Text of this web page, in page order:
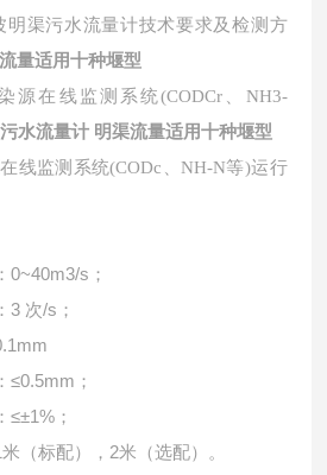
明渠污水流量计技术要求及检测方
量适用十种堰型
源在线监测系统(CODCr、NH3-
污水流量计 明渠流量适用十种堰型
线监测系统(CODc、NH-N等)运行
0~40m3/s；
3 次/s；
≤0.5mm；
≤±1%；
米（标配），2米（选配）。